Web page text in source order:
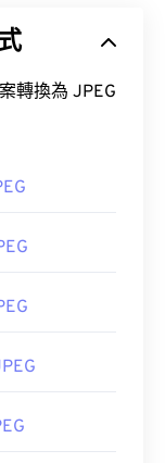
JPEG 檔案體
檔案格式。
常即可在預設
為 JPEG